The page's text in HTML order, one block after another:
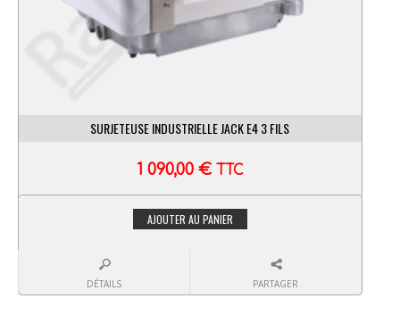
SURJETEUSE INDUSTRIELLE JACK E4 3 FILS
1 090,00 € TTC
AJOUTER AU PANIER
DÉTAILS PARTAGER